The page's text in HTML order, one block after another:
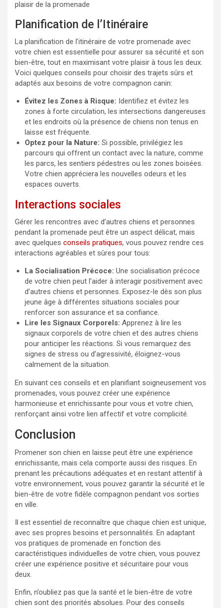
plaisir de la promenade
Planification de l’Itinéraire
La planification de l’itinéraire de votre promenade avec
votre chien est essentielle pour assurer sa sécurité et son
bien-être, tout en maximisant votre plaisir à tous les deux.
Voici quelques conseils pour choisir des trajets sûrs et
adaptés aux besoins de votre compagnon canin:
Évitez les Zones à Risque: Identifiez et évitez les
zones à forte circulation, les intersections dangereuses
et les endroits où la présence de chiens non tenus en
laisse est fréquente.
Optez pour la Nature: Si possible, privilégiez les
parcours qui offrent un contact avec la nature, comme
les parcs, les sentiers pédestres ou les zones boisées.
Votre chien appréciera les nouvelles odeurs et les
espaces ouverts.
Interactions sociales
Gérer les rencontres avec d’autres chiens et personnes
pendant la promenade peut être un aspect délicat, mais
avec quelques conseils pratiques, vous pouvez rendre ces
interactions agréables et sûres pour tous:
La Socialisation Précoce: Une socialisation précoce
de votre chien peut l’aider à interagir positivement avec
d’autres chiens et personnes. Exposez-le dès son plus
jeune âge à différentes situations sociales pour
renforcer son assurance et sa confiance.
Lire les Signaux Corporels: Apprenez à lire les
signaux corporels de votre chien et des autres chiens
pour anticiper les réactions. Si vous remarquez des
signes de stress ou d’agressivité, éloignez-vous
calmement de la situation.
En suivant ces conseils et en planifiant soigneusement vos
promenades, vous pouvez créer une expérience
harmonieuse et enrichissante pour vous et votre chien,
renforçant ainsi votre lien affectif et votre complicité.
Conclusion
Promener son chien en laisse peut être une expérience
enrichissante, mais cela comporte aussi des risques. En
prenant les précautions adéquates et en restant attentif à
votre environnement, vous pouvez garantir la sécurité et le
bien-être de votre fidèle compagnon pendant vos sorties
en ville.
Il est essentiel de reconnaître que chaque chien est unique,
avec ses propres besoins et personnalités. En adaptant
vos pratiques de promenade en fonction des
caractéristiques individuelles de votre chien, vous pouvez
créer une expérience positive et sécuritaire pour vous
deux.
Enfin, n’oubliez pas que la santé et le bien-être de votre
chien sont des priorités absolues. Pour des conseils